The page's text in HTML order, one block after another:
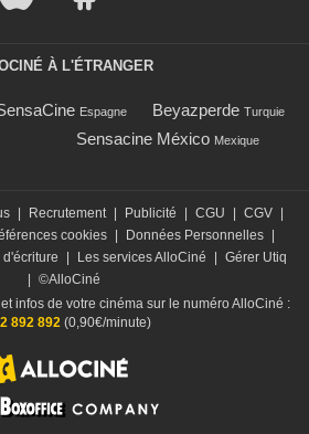
À L'ÉTRANGER
Espagne Beyazperde Turquie
Sensacine México Mexique
Recrutement Publicité CGU CGV
cookies Données Personnelles
Les services AlloCiné
Gérer Utiq
©AlloCiné
infos de votre cinéma sur le numéro AlloCiné :
892 892(0,90€/minute)